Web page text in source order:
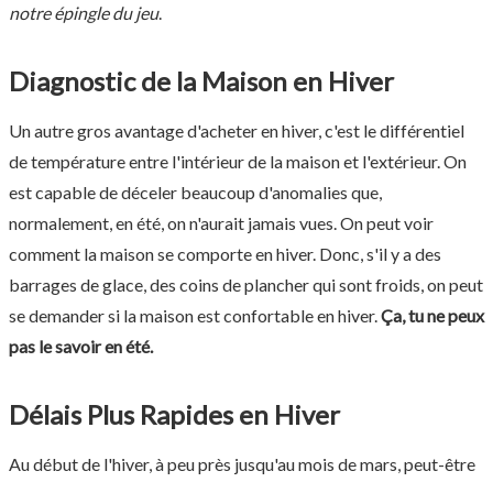
notre épingle du jeu.
Diagnostic de la Maison en Hiver
Un autre gros avantage d'acheter en hiver, c'est le différentiel
de température entre l'intérieur de la maison et l'extérieur. On
est capable de déceler beaucoup d'anomalies que,
normalement, en été, on n'aurait jamais vues. On peut voir
comment la maison se comporte en hiver. Donc, s'il y a des
barrages de glace, des coins de plancher qui sont froids, on peut
se demander si la maison est confortable en hiver.Ça, tu ne peux
pas le savoir en été.
Délais Plus Rapides en Hiver
Au début de l'hiver, à peu près jusqu'au mois de mars, peut-être